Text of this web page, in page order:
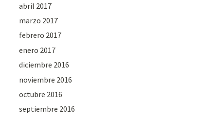
abril 2017
marzo 2017
febrero 2017
enero 2017
diciembre 2016
noviembre 2016
octubre 2016
septiembre 2016